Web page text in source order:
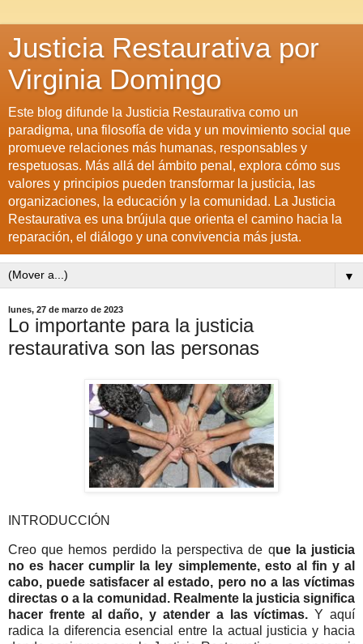
Justicia Restaurativa por
Virginia Domingo
Este blog difunde la Justicia Restaurativa como un
paradigma, una filosofía de vida y un movimiento social que
promueve relaciones más humanas, responsables y
respetuosas. Más allá del ámbito penal, explora cómo sus
valores y principios pueden transformar la justicia, las
organizaciones, la educación y la comunidad. La Justicia
Restaurativa es una brújula que orienta el camino hacia la
reparación, el diálogo y una convivencia más justa.
▼
lunes, 27 de marzo de 2023
Lo importante para la justicia
restaurativa son las personas
INTRODUCCIÓN
Creo que hemos perdido la perspectiva de que la justicia
no es hacer cumplir la ley simplemente, esto al fin y al
cabo, puede satisfacer al estado, pero no a las víctimas
directas o a la comunidad. Realmente la justicia significa
hacer frente al daño, y atender a las víctimas. Y aquí
radica la diferencia esencial entre la actual justicia y hacia